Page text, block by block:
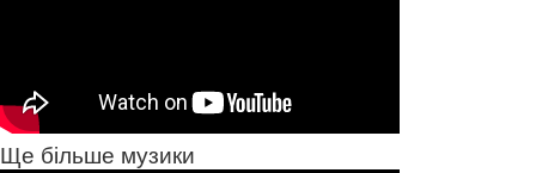
Ще більше музики